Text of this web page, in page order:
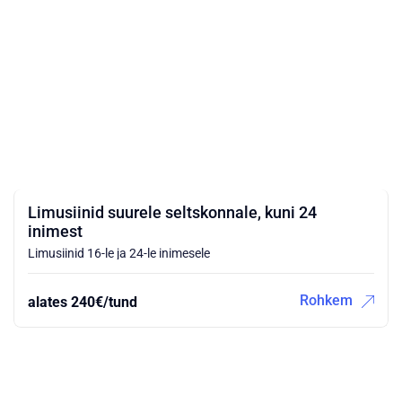
Limusiinid suurele seltskonnale, kuni 24
inimest
Limusiinid 16-le ja 24-le inimesele
alates 240€/tund Rohkem